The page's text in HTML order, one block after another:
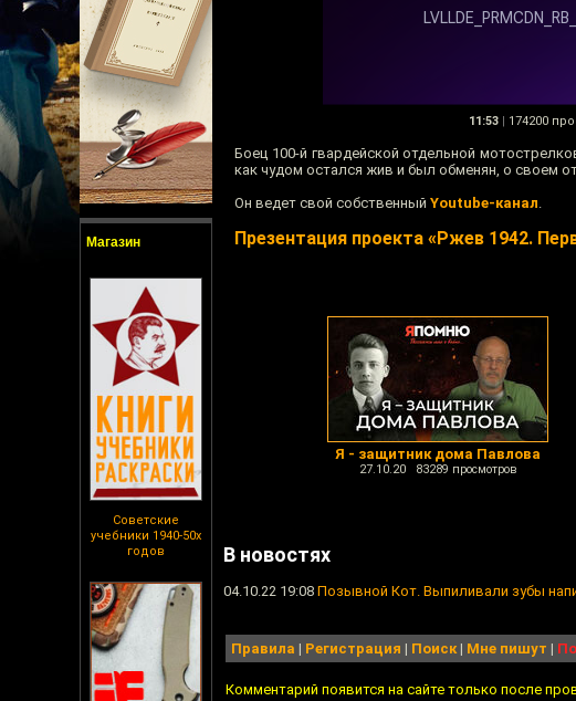
Магазин
Советские
учебники 1940-50х
годов
11:53 | 174200
Боец 100-й гвардейской отдельной
как чудом остался жив и был обменян, о своем
Он ведет свой собственный Youtube-канал.
Презентация проекта «Ржев 1942.
Я - защитник дома Павлова
27.10.20 83289 просмотров
В новостях
04.10.22 19:08 Позывной Кот. Выпиливали зубы
Правила | Регистрация | Поиск| Мне пишут |
Комментарий появится на сайте только после